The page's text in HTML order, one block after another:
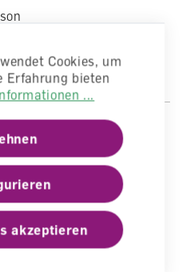
Cookies, um
Erfahrung bieten
...
akzeptieren